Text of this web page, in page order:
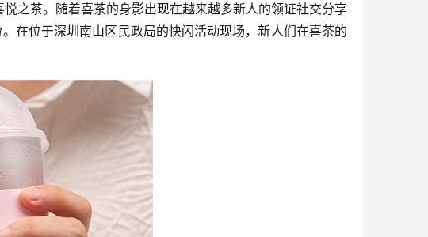
之茶。随着喜茶的身影出现在越来越多新人的领证社交分享
在位于深圳南山区民政局的快闪活动现场，新人们在喜茶的